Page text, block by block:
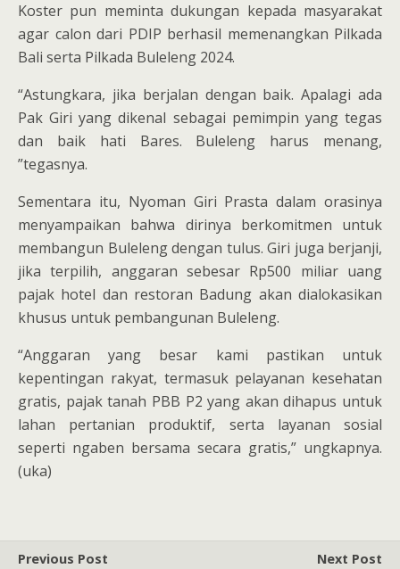
Koster pun meminta dukungan kepada masyarakat
agar calon dari PDIP berhasil memenangkan Pilkada
Bali serta Pilkada Buleleng 2024.
“Astungkara, jika berjalan dengan baik. Apalagi ada
Pak Giri yang dikenal sebagai pemimpin yang tegas
dan baik hati Bares. Buleleng harus menang,
”tegasnya.
Sementara itu, Nyoman Giri Prasta dalam orasinya
menyampaikan bahwa dirinya berkomitmen untuk
membangun Buleleng dengan tulus. Giri juga berjanji,
jika terpilih, anggaran sebesar Rp500 miliar uang
pajak hotel dan restoran Badung akan dialokasikan
khusus untuk pembangunan Buleleng.
“Anggaran yang besar kami pastikan untuk
kepentingan rakyat, termasuk pelayanan kesehatan
gratis, pajak tanah PBB P2 yang akan dihapus untuk
lahan pertanian produktif, serta layanan sosial
seperti ngaben bersama secara gratis,” ungkapnya.
(uka)
Previous Post
Next Post